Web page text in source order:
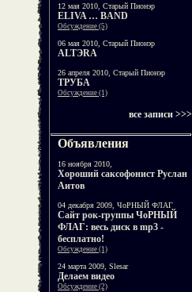
12 мая 2010, Старый Пионэр
ELIVA … BAND
Обсуждение (5)
06 мая 2010, Старый Пионэр
ALTЭRA
26 апреля 2010, Старый Пионэр
ТРУБА
Обсуждение (1)
все записи >>>
Объявления
16 ноября 2010,
Хороший саксофонист Руслан
Аитов
04 декабря 2009, ЧоРНЫЙ ФЛАГ
Cайт рок-группы ЧоРНЫЙ
ФЛАГ: весь диск в mp3 -
бесплатно!
Обсуждение (1)
24 марта 2009, Slesar
Делаем видео
Обсуждение (2)